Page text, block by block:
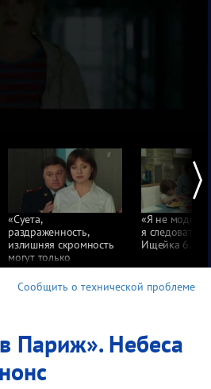
«Суета,
раздраженность,
излишняя скромность
могут только
помешать». Ищейка 6.
Анонс
«Я не модель,
я
Ищейка 6.
Сообщить о технической проблеме
Париж». Небеса